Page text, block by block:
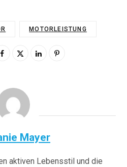
MOTORLEISTUNG
Mayer
aktiven Lebensstil und die